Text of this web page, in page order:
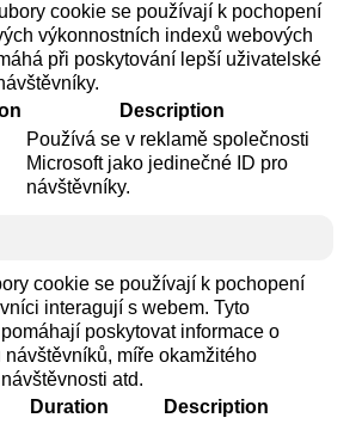
cookie se používají k pochopení
výkonnostních indexů webových
při poskytování lepší uživatelské
Description
Používá se v reklamě společnosti
Microsoft jako jedinečné ID pro
návštěvníky.
cookie se používají k pochopení
interagují s webem. Tyto
poskytovat informace o
návštěvníků, míře okamžitého
atd.
Duration Description